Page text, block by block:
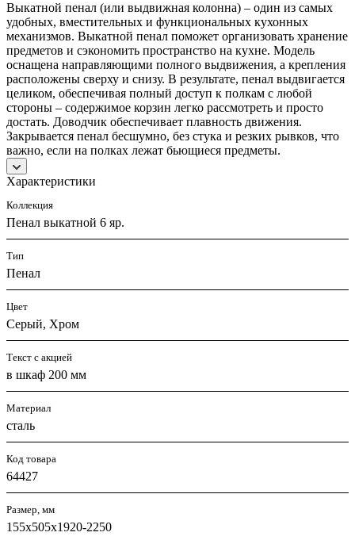
Выкатной пенал (или выдвижная колонна) – один из самых
удобных, вместительных и функциональных кухонных
механизмов. Выкатной пенал поможет организовать хранение
предметов и сэкономить пространство на кухне. Модель
оснащена направляющими полного выдвижения, а крепления
расположены сверху и снизу. В результате, пенал выдвигается
целиком, обеспечивая полный доступ к полкам с любой
стороны – содержимое корзин легко рассмотреть и просто
достать. Доводчик обеспечивает плавность движения.
Закрывается пенал бесшумно, без стука и резких рывков, что
важно, если на полках лежат бьющиеся предметы.
Характеристики
Коллекция
Пенал выкатной 6 яр.
Тип
Пенал
Цвет
Серый, Хром
Текст с акцией
в шкаф 200 мм
Материал
сталь
Код товара
64427
Размер, мм
155х505х1920-2250